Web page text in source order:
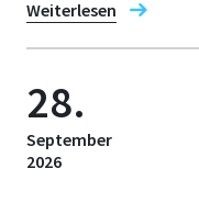
Weiterlesen
28.
September
2026